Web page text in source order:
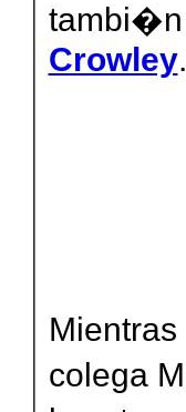
tambi�n
Crowley.
colega